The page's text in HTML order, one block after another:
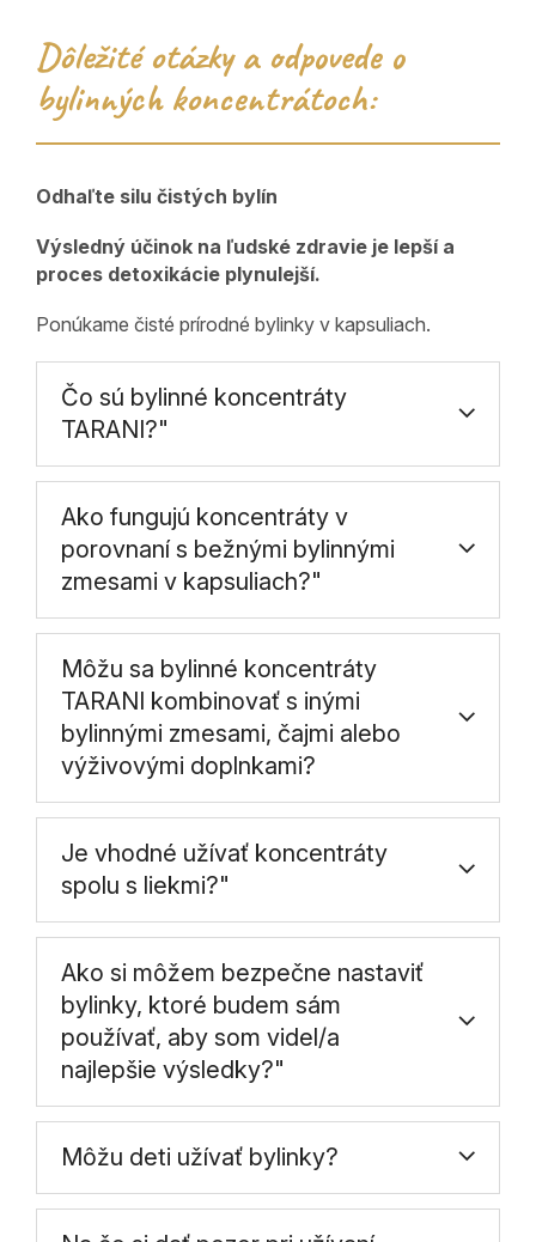
Dôležité otázky a odpovede o
bylinných koncentrátoch:
Odhaľte silu čistých bylín
Výsledný účinok na ľudské zdravie je lepší a
proces detoxikácie plynulejší.
Ponúkame čisté prírodné bylinky v kapsuliach.
Čo sú bylinné koncentráty
TARANI?"
Ako fungujú koncentráty v
porovnaní s bežnými bylinnými
zmesami v kapsuliach?"
Môžu sa bylinné koncentráty
TARANI kombinovať s inými
bylinnými zmesami, čajmi alebo
výživovými doplnkami?
Je vhodné užívať koncentráty
spolu s liekmi?"
Ako si môžem bezpečne nastaviť
bylinky, ktoré budem sám
používať, aby som videl/a
najlepšie výsledky?"
Môžu deti užívať bylinky?